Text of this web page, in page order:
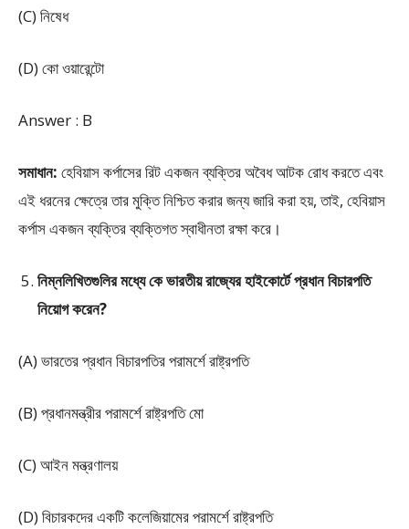
(C) নিষেধ
(D) কো ওয়ারেন্টো
Answer : B
সমাধান: হেবিয়াস কর্পাসের রিট একজন ব্যক্তির অবৈধ আটক রোধ করতে এবং
এই ধরনের ক্ষেত্রে তার মুক্তি নিশ্চিত করার জন্য জারি করা হয়, তাই, হেবিয়াস
কর্পাস একজন ব্যক্তির ব্যক্তিগত স্বাধীনতা রক্ষা করে।
নিম্নলিখিতগুলির মধ্যে কে ভারতীয় রাজ্যের হাইকোর্টে প্রধান বিচারপতি
নিয়োগ করেন?
(A) ভারতের প্রধান বিচারপতির পরামর্শে রাষ্ট্রপতি
(B) প্রধানমন্ত্রীর পরামর্শে রাষ্ট্রপতি মো
(C) আইন মন্ত্রণালয়
(D) বিচারকদের একটি কলেজিয়ামের পরামর্শে রাষ্ট্রপতি